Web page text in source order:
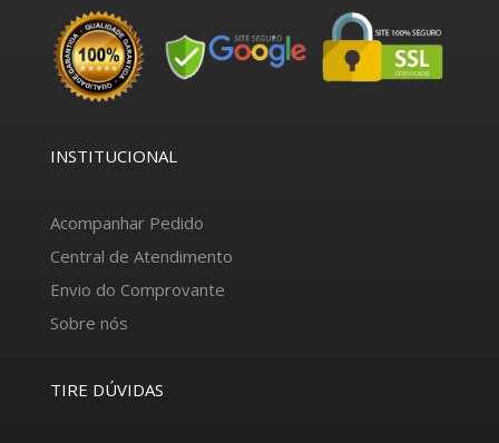
INSTITUCIONAL
Acompanhar Pedido
Central de Atendimento
Envio do Comprovante
Sobre nós
TIRE DÚVIDAS